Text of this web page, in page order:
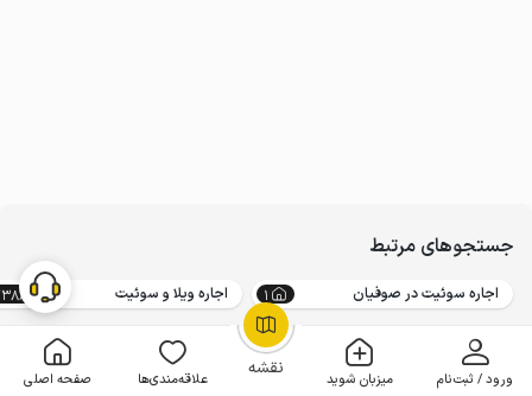
نقشه ورود / ثبت‌نام میزبان شوید علاقه‌مندی‌ها صفحه اصلی
OpenStreetMap
جستجوهای مرتبط
اجاره سوئیت در صوفیان 1 اجاره ویلا و سوئیت